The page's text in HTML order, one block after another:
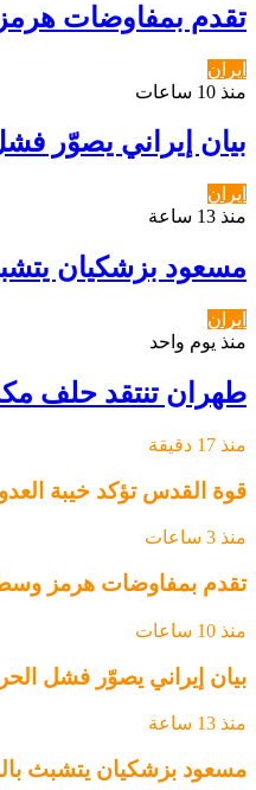
تقدم بمفاوضات
ايران
منذ 10 ساعات
بيان إيراني يصوّر
ايران
منذ 13 ساعة
مسعود بزشكيان
ايران
منذ يوم واحد
طهران تنتقد حلف
منذ 17 دقيقة
قوة القدس تؤكد خيبة
منذ 3 ساعات
تقدم بمفاوضات هرمز وسط
منذ 10 ساعات
بيان إيراني يصوّر فشل
منذ 13 ساعة
مسعود بزشكيان يتشبث